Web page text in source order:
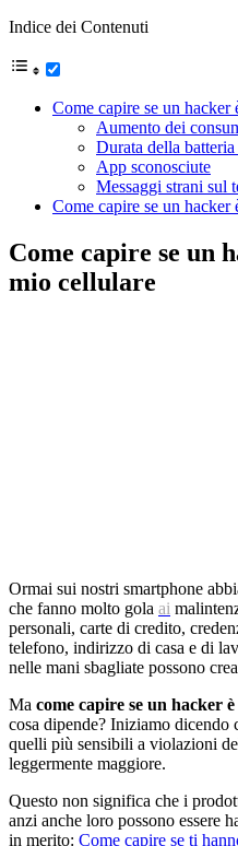
Indice dei Contenuti
Come capire se un
Aumento dei
Durata della
App sconosciute
Messaggi strani sul
Come capire se un hacker
Come capire se un
mio cellulare
Ormai sui nostri smartphone
che fanno molto gola ai
personali, carte di credito,
telefono, indirizzo di casa e di
nelle mani sbagliate possono
Ma come capire se un hacker
cosa dipende? Iniziamo dicendo
quelli più sensibili a violazioni
leggermente maggiore.
Questo non significa che i
anzi anche loro possono essere
in merito: Come capire se ti